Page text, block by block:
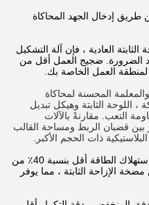
إدخال الجهد المحاكاة
العادية ، فإن آلة التشكيل
الضرورة. ضجيج العمل أقل من
المحسنة لمحاكاة
اللوحة الثابتة وهيكل تبديل
التعب.
مقارنةً بالآلات
بين قضبان الربط ومساحة القالب
ذات الحجم الأكبر.
في ظل حالة التشغيل المثالية ، يكون استهلاك الطاقة أقل بنسبة 40٪ من
و 70٪ أقل من مضخة الإزاحة الثابتة ، مما يوفر